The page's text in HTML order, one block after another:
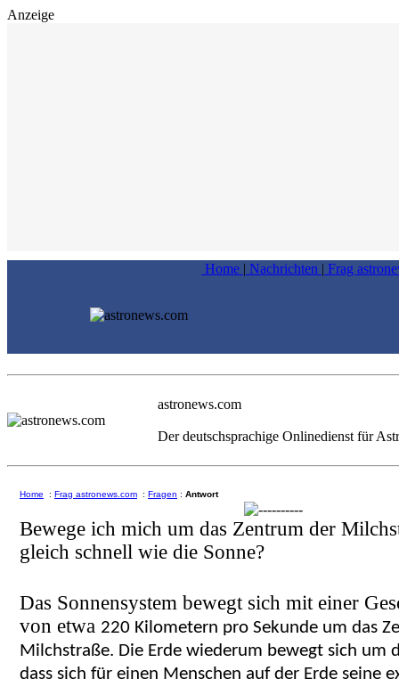
Anzeige
Home | Nachrichten | Frag
astronews.com
Der deutschsprachige Onlinedienst für
Home : Frag astronews.com : Fragen : Antwort
Bewege ich mich um das Zentrum der
gleich schnell wie die Sonne?
Das Sonnensystem bewegt sich mit einer
von etwa 220 Kilometern pro Sekunde um das
Milchstraße. Die Erde wiederum bewegt sich um
dass sich für einen Menschen auf der Erde seine